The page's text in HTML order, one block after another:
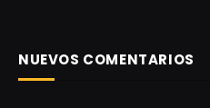
NUEVOS COMENTARIOS